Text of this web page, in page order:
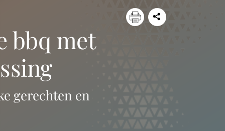
gerechten en